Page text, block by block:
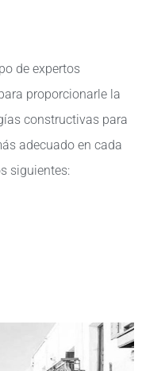
de expertos
proporcionarle la
constructivas para
adecuado en cada
siguientes: